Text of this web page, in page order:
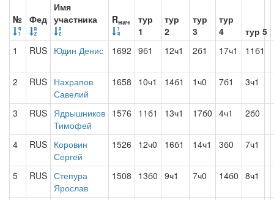
№ Фед
Имя
участника
Rнач
тур
1
тур
2
тур
3
тур
4
тур 5
1
RUS Юдин Денис 1692 9б1 12ч1 2б1 17ч1 11б1
2 RUS Нахрапов
Савелий
1658 10ч1 14б1 1ч0 7б1 3ч1
3 RUS Ядрышников
Тимофей
1576 11б1 13ч1 17б0 4ч1 2б0
4 RUS Коровин
Сергей
1526 12ч0 16б1 14ч1 3б0 7ч1
5 RUS Степура
Ярослав
1508 13б0 9ч1 7ч0 14б0 8ч1